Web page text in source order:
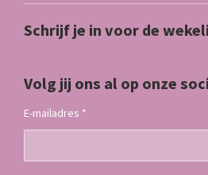
Schrijf je in voor de
Volg jij ons al op onze
E-mailadres *